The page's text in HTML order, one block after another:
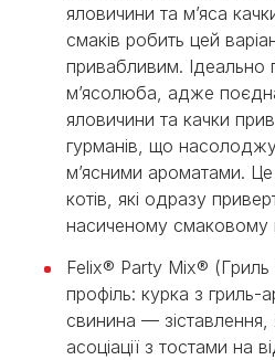
яловичини та м’яса
смаків робить цей
привабливим. Ідеально
м’ясолюба, адже
яловичини та качки
гурманів, що
м’ясними ароматами. Це
котів, які одразу
насиченому
Felix® Party Mix®
профіль: курка з гриль-
свинина — зіставлення,
асоціації з тостами на